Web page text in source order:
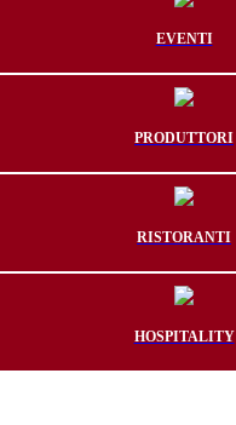
EVENTI
PRODUTTORI
RISTORANTI
HOSPITALITY